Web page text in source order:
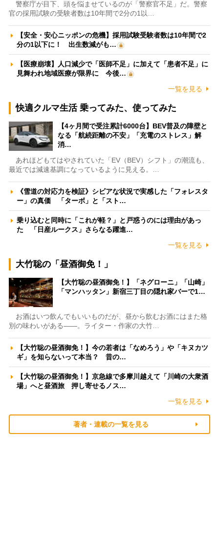
警察庁が目下、頭を悩ませているのが「警察官不足」だ。警察
官の採用試験の受験者数は10年間で2分の1以…
【安全・安心ニッポンの危機】採用試験受験者数は10年間で2
分の1以下に！ 出生数減がも…
【医療崩壊】人口減少で「医師不足」に加えて「患者不足」に
見舞われ地域医療が限界に 今後…
一覧を見る
快適クルマ生活 乗ってみた、使ってみた
【4ヶ月間で受注累計6000台】BEV普及の障壁と
なる「航続距離の不安」「充電のストレス」解
消…
あれほどもてはやされていた「EV（BEV）シフト」の潮流も、
最近では減速基調になっているように見える。…
《雪道の対応力を検証》シビアな状況で実感した「フォレスタ
ー」の真価 「ターボ」と「スト…
乗り込むと同時に「これが軽？」と戸惑うのには理由があっ
た 「日産ルークス」さらなる躍進…
一覧を見る
大竹聡の「昼酒御免！」
【大竹聡の昼酒御免！】「ネグローニ」「山崎」
「マンハッタン」新宿三丁目の隠れ家バーで1…
お酒はいつ飲んでもいいものだが、昼から飲むお酒にはまた格
別の味わいがある――。ライター・作家の大竹…
【大竹聡の昼酒御免！】今の若者は「なめろう」や「キヌカツ
ギ」を知らないって本当？ 昔の…
【大竹聡の昼酒御免！】京急線で多摩川越えて「川崎の大衆酒
場」へと昼酒旅 押し寄せるノス…
一覧を見る
著者・連載の一覧を見る